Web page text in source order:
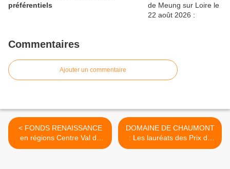
préférentiels
Commentaires
Ajouter un commentaire
< FONDS RENAISSANCE
en régions Centre Val de
Loire: Aide d'urgence aux
DOMAINE DE CHAUMONT
: Les lauréats des Prix du
Festival International des